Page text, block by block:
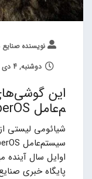
نویسنده
دوشنبه, 4 دی 1402, ساعت 15:09
این
م‌عامل HyperOS را دریافت خواهند کرد
شیائومی لیستی
اوایل سال آینده
پایگاه خبری